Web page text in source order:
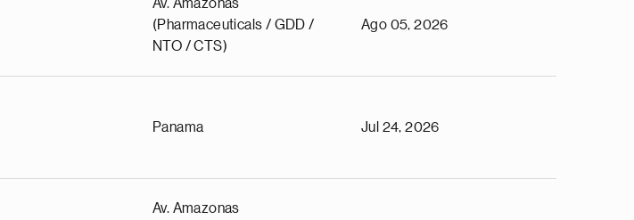
Av. Amazonas
(Pharmaceuticals / GDD /
NTO / CTS)
Ago 05, 2026
Panama Jul 24, 2026
Av. Amazonas